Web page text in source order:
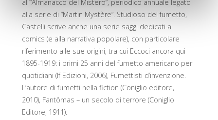
all’“Almanacco del Mistero”, periodico annuale legato
alla serie di “Martin Mystère”. Studioso del fumetto,
Castelli scrive anche una serie saggi dedicati ai
comics (e alla narrativa popolare), con particolare
riferimento alle sue origini, tra cui Eccoci ancora qui
1895-1919: i primi 25 anni del fumetto americano per
quotidiani (If Edizioni, 2006), Fumettisti d’invenzione.
L’autore di fumetti nella fiction (Coniglio editore,
2010), Fantômas – un secolo di terrore (Coniglio
Editore, 1911).